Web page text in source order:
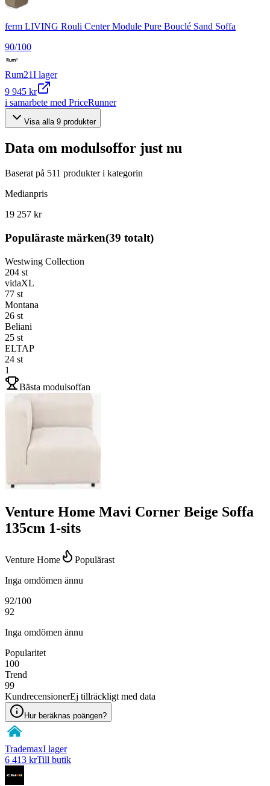
ferm LIVING Rouli Center Module Pure Bouclé Sand Soffa
90/100
Rum21I lager
9 945 kr
i samarbete med PriceRunner
Visa alla 9 produkter
Data om modulsoffor just nu
Baserat på 511 produkter i kategorin
Medianpris
19 257 kr
Populäraste märken(39 totalt)
Westwing Collection
204 st
vidaXL
77 st
Montana
26 st
Beliani
25 st
ELTAP
24 st
1
Bästa modulsoffan
Venture Home Mavi Corner Beige Soffa
135cm 1-sits
Venture Home
Populärast
Inga omdömen ännu
92/100
92
Inga omdömen ännu
Popularitet
100
Trend
99
KundrecensionerEj tillräckligt med data
Hur beräknas poängen?
TrademaxI lager
6 413 krTill butik